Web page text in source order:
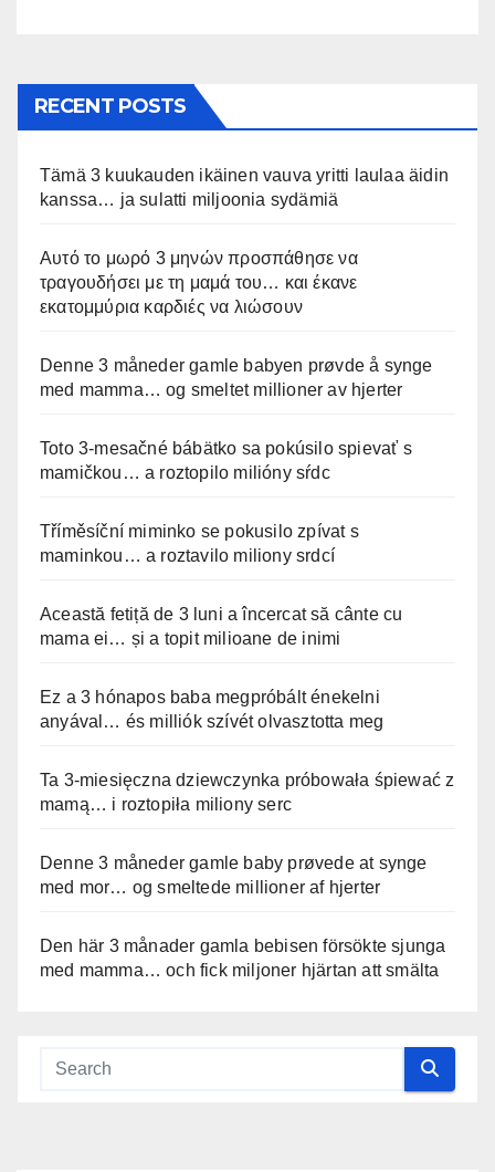
RECENT POSTS
Tämä 3 kuukauden ikäinen vauva yritti laulaa äidin
kanssa… ja sulatti miljoonia sydämiä
Αυτό το μωρό 3 μηνών προσπάθησε να
τραγουδήσει με τη μαμά του… και έκανε
εκατομμύρια καρδιές να λιώσουν
Denne 3 måneder gamle babyen prøvde å synge
med mamma… og smeltet millioner av hjerter
Toto 3-mesačné bábätko sa pokúsilo spievať s
mamičkou… a roztopilo milióny sŕdc
Tříměsíční miminko se pokusilo zpívat s
maminkou… a roztavilo miliony srdcí
Această fetiță de 3 luni a încercat să cânte cu
mama ei… și a topit milioane de inimi
Ez a 3 hónapos baba megpróbált énekelni
anyával… és milliók szívét olvasztotta meg
Ta 3-miesięczna dziewczynka próbowała śpiewać z
mamą… i roztopiła miliony serc
Denne 3 måneder gamle baby prøvede at synge
med mor… og smeltede millioner af hjerter
Den här 3 månader gamla bebisen försökte sjunga
med mamma… och fick miljoner hjärtan att smälta